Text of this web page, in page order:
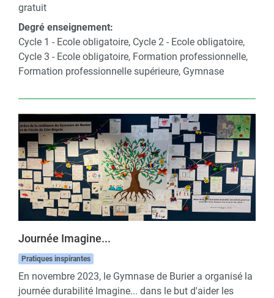
gratuit
Degré enseignement:
Cycle 1 - Ecole obligatoire, Cycle 2 - Ecole obligatoire,
Cycle 3 - Ecole obligatoire, Formation professionnelle,
Formation professionnelle supérieure, Gymnase
Journée Imagine...
Pratiques inspirantes
En novembre 2023, le Gymnase de Burier a organisé la
journée durabilité Imagine... dans le but d'aider les